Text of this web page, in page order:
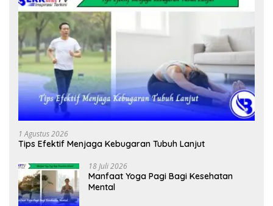
1 Agustus 2026
Tips Efektif Menjaga Kebugaran Tubuh Lanjut
18 Juli 2026
Manfaat Yoga Pagi Bagi Kesehatan
Mental